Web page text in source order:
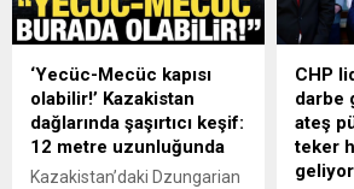
‘Yecüc-Mecüc kapısı
olabilir!’ Kazakistan
dağlarında şaşırtıcı keşif:
12 metre uzunluğunda
Kazakistan’daki Dzungarian
CHP
darbe
ateş
teker
geliyor